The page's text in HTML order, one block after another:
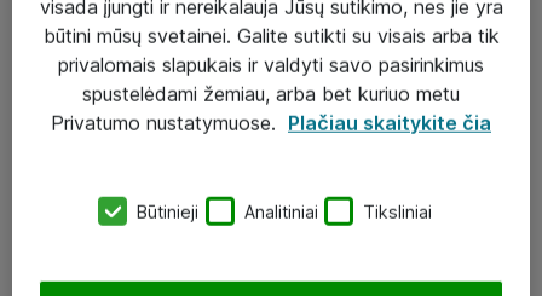
Įgyvendinti projektai
Atea ekspertų patarimai verslui
eShop@atea.lt
visada įjungti ir nereikalauja Jūsų sutikimo, nes jie yra
būtini mūsų svetainei. Galite sutikti su visais arba tik
privalomais slapukais ir valdyti savo pasirinkimus
spustelėdami žemiau, arba bet kuriuo metu
Privatumo nustatymuose. Plačiau skaitykite čia
Būtinieji Analitiniai Tiksliniai